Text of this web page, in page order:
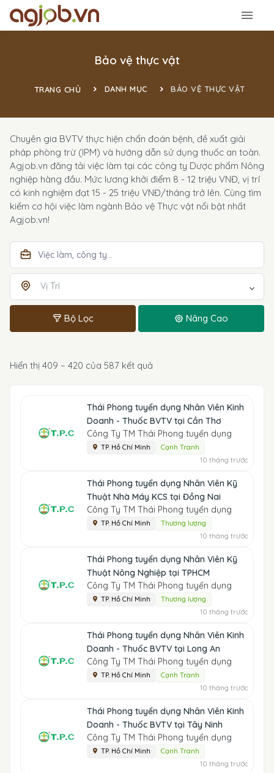
Bảo vệ thực vật
TRANG CHỦ DANH MỤC BẢO VỆ THỰC VẬT
Chuyên gia BVTV thực hiện chẩn đoán bệnh, đề xuất giải
pháp phòng trừ (IPM) và hướng dẫn sử dụng thuốc an toàn.
Agjob.vn đăng tải việc làm tại các công ty Dược phẩm Nông
nghiệp hàng đầu. Mức lương khởi điểm 8 - 12 triệu VNĐ, vị trí
có kinh nghiệm đạt 15 - 25 triệu VNĐ/tháng trở lên. Cùng tìm
kiếm cơ hội việc làm ngành Bảo vệ Thực vật nổi bật nhất
Agjob.vn!
Vị Trí
Bộ Lọc Nâng Cao
Hiển thị 409 – 420 của 587 kết quả
Thái Phong tuyển dụng Nhân Viên Kinh
Doanh - Thuốc BVTV tại Cần Thơ
Công Ty TM Thái Phong tuyển dụng
TP. Hồ Chí Minh Cạnh Tranh
10 tháng trước
Thái Phong tuyển dụng Nhân Viên Kỹ
Thuật Nhà Máy KCS tại Đồng Nai
Công Ty TM Thái Phong tuyển dụng
TP. Hồ Chí Minh Thương lượng
10 tháng trước
Thái Phong tuyển dụng Nhân Viên Kỹ
Thuật Nông Nghiệp tại TPHCM
Công Ty TM Thái Phong tuyển dụng
TP. Hồ Chí Minh Thương lượng
10 tháng trước
Thái Phong tuyển dụng Nhân Viên Kinh
Doanh - Thuốc BVTV tại Long An
Công Ty TM Thái Phong tuyển dụng
TP. Hồ Chí Minh Cạnh Tranh
10 tháng trước
Thái Phong tuyển dụng Nhân Viên Kinh
Doanh - Thuốc BVTV tại Tây Ninh
Công Ty TM Thái Phong tuyển dụng
TP. Hồ Chí Minh Cạnh Tranh
10 tháng trước